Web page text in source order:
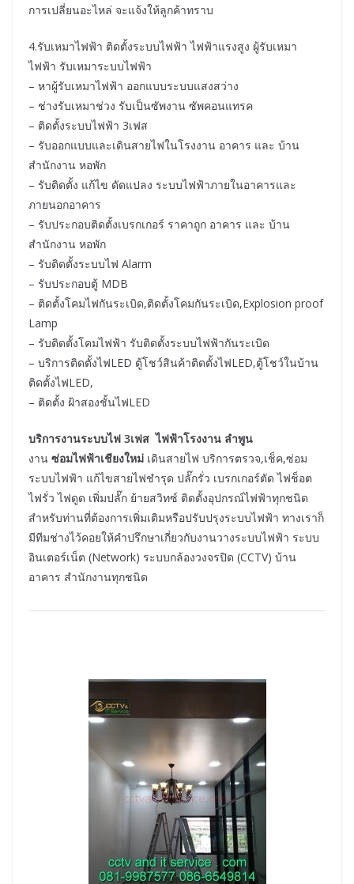
การเปลี่ยนอะไหล่ จะแจ้งให้ลูกค้าทราบ
4.รับเหมาไฟฟ้า ติดตั้งระบบไฟฟ้า ไฟฟ้าแรงสูง ผู้รับเหมา
ไฟฟ้า รับเหมาระบบไฟฟ้า
– หาผู้รับเหมาไฟฟ้า ออกแบบระบบแสงสว่าง
– ช่างรับเหมาช่วง รับเป็นซัพงาน ซัพคอนแทรค
– ติดตั้งระบบไฟฟ้า 3เฟส
– รับออกแบบและเดินสายไฟในโรงงาน อาคาร และ บ้าน
สำนักงาน หอพัก
– รับติดตั้ง แก้ไข ดัดแปลง ระบบไฟฟ้าภายในอาคารและ
ภายนอกอาคาร
– รับประกอบติดตั้งเบรกเกอร์ ราคาถูก อาคาร และ บ้าน
สำนักงาน หอพัก
– รับติดตั้งระบบไฟ Alarm
– รับประกอบตู้ MDB
– ติดตั้งโคมไฟกันระเบิด,ติดตั้งโคมกันระเบิด,Explosion proof
Lamp
– รับติดตั้งโคมไฟฟ้า รับติดตั้งระบบไฟฟ้ากันระเบิด
– บริการติดตั้งไฟLED ตู้โชว์สินค้าติดตั้งไฟLED,ตู้โชว์ในบ้าน
ติดตั้งไฟLED,
– ติดตั้ง ฝ้าสองชั้นไฟLED
บริการงานระบบไฟ 3เฟส ไฟฟ้าโรงงาน ลำพูน
งาน ซ่อมไฟฟ้าเชียงใหม่ เดินสายไฟ บริการตรวจ,เช็ค,ซ่อม
ระบบไฟฟ้า แก้ไขสายไฟชำรุด ปลั๊กรั่ว เบรกเกอร์ตัด ไฟช็อต
ไฟรั่ว ไฟดูด เพิ่มปลั๊ก ย้ายสวิทซ์ ติดตั้งอุปกรณ์ไฟฟ้าทุกชนิด
สำหรับท่านที่ต้องการเพิ่มเติมหรือปรับปรุงระบบไฟฟ้า ทางเราก็
มีทีมช่างไว้คอยให้คำปรึกษาเกี่ยวกับงานวางระบบไฟฟ้า ระบบ
อินเตอร์เน็ต (Network) ระบบกล้องวงจรปิด (CCTV) บ้าน
อาคาร สำนักงานทุกชนิด